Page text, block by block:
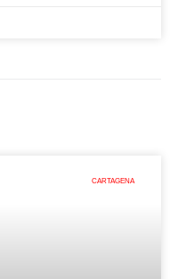
CARTAGENA